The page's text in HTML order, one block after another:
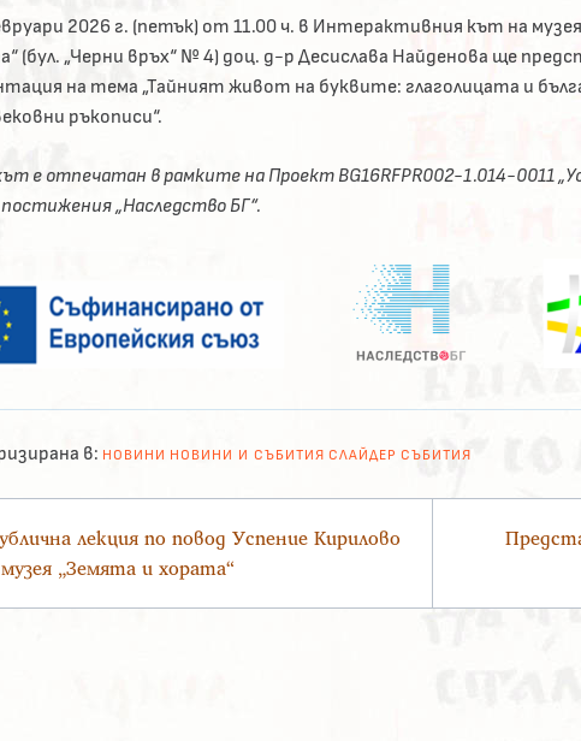
2026 г. (петък) от 11.00 ч. в Интерактивния кът на
(бул. „Черни връх“ № 4) доц. д-р Десислава Найденова ще
на тема „Тайният живот на буквите: глаголицата и
ръкописи“.
е отпечатан в рамките на Проект BG16RFPR002-1.014-0011
постижения „Наследство БГ“.
в: НОВИНИ НОВИНИ И СЪБИТИЯ СЛАЙДЕР СЪБИТИЯ
лекция по повод Успение Кирилово
„Земята и хората“